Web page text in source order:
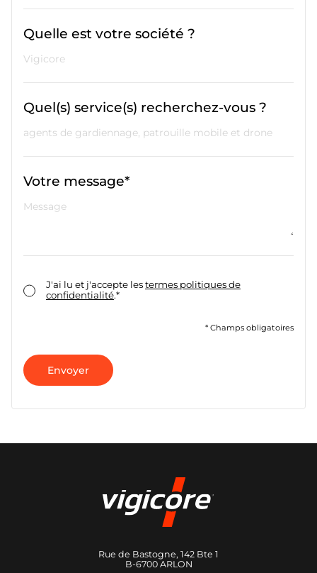
Quelle est votre société ?
Quel(s) service(s) recherchez-vous ?
Votre message*
J'ai lu et j'accepte lestermes politiques de
confidentialité.*
* Champs obligatoires
Envoyer
Rue de Bastogne, 142 Bte 1
B-6700 ARLON